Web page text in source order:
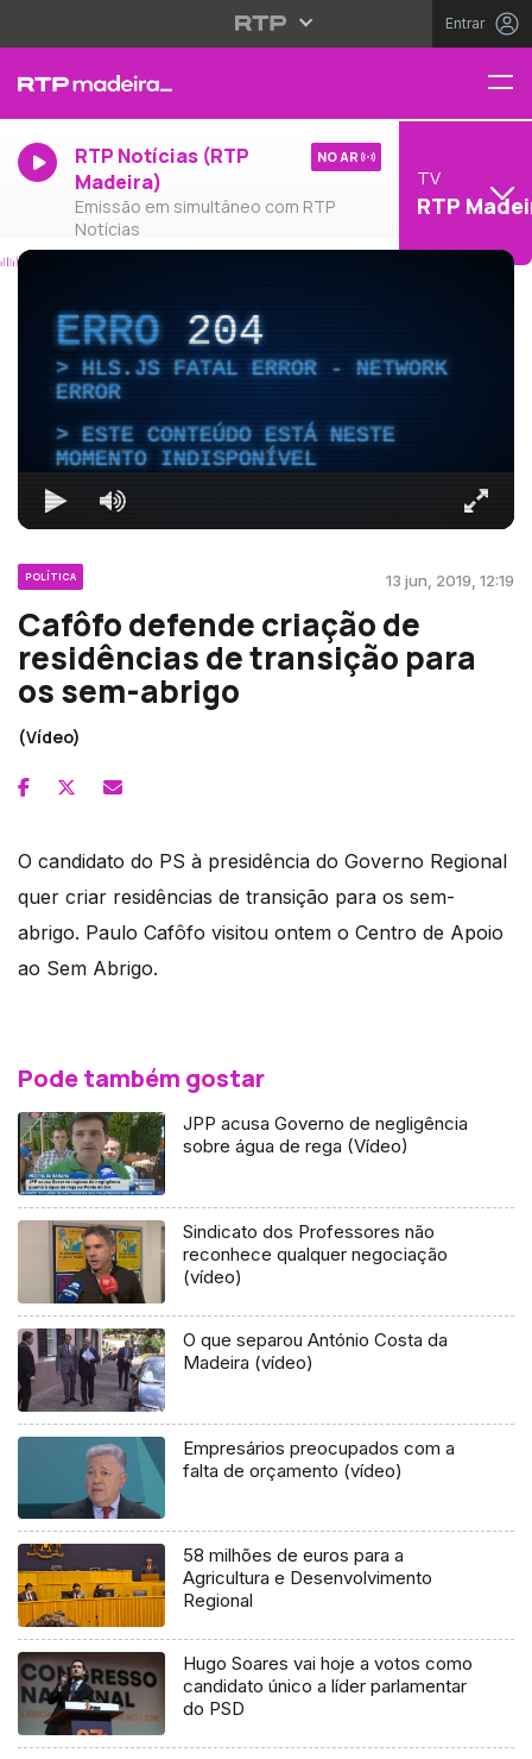
Entrar
RTP Notícias (RTP
Madeira)
Emissão em simultâneo com RTP
Notícias
NO AR
TV
RTP
ERRO204
HLS.JS FATAL ERROR - NETWORK
ERROR
ESTE CONTEÚDO ESTÁ NESTE
MOMENTO INDISPONÍVEL
POLÍTICA 13 jun, 2019, 12:19
Cafôfo defende criação de
residências de transição para
os sem-abrigo
(Vídeo)
O candidato do PS à presidência do Governo Regional
quer criar residências de transição para os sem-
abrigo. Paulo Cafôfo visitou ontem o Centro de Apoio
ao Sem Abrigo.
Pode também gostar
JPP acusa Governo de negligência
sobre água de rega (Vídeo)
Sindicato dos Professores não
reconhece qualquer negociação
(vídeo)
O que separou António Costa da
Madeira (vídeo)
Empresários preocupados com a
falta de orçamento (vídeo)
58 milhões de euros para a
Agricultura e Desenvolvimento
Regional
Hugo Soares vai hoje a votos como
candidato único a líder parlamentar
do PSD